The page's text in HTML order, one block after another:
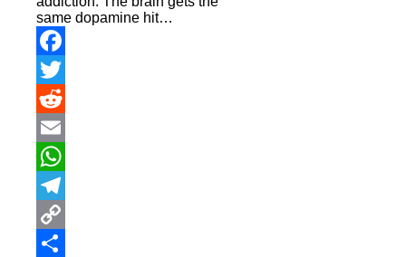
same dopamine hit…
Facebook
Twitter
Reddit
Email
WhatsApp
Telegram
Copy